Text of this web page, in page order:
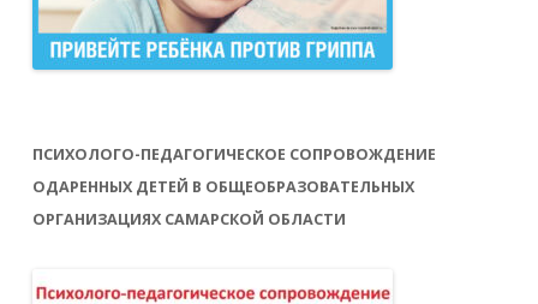
ПСИХОЛОГО-ПЕДАГОГИЧЕСКОЕ СОПРОВОЖДЕНИЕ
ОДАРЕННЫХ ДЕТЕЙ В ОБЩЕОБРАЗОВАТЕЛЬНЫХ
ОРГАНИЗАЦИЯХ САМАРСКОЙ ОБЛАСТИ